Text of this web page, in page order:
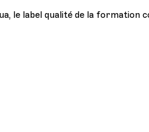
le label qualité de la formation